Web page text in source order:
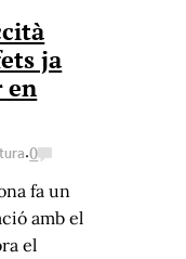
ja
en
·0
fa un
amb el
el